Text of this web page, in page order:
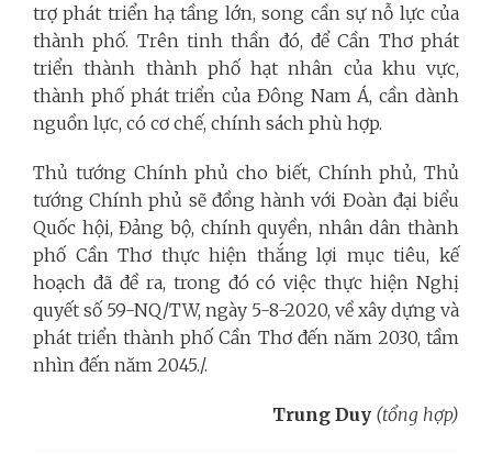
trợ phát triển hạ tầng lớn, song cần sự nỗ lực của
thành phố. Trên tinh thần đó, để Cần Thơ phát
triển thành thành phố hạt nhân của khu vực,
thành phố phát triển của Đông Nam Á, cần dành
nguồn lực, có cơ chế, chính sách phù hợp.
Thủ tướng Chính phủ cho biết, Chính phủ, Thủ
tướng Chính phủ sẽ đồng hành với Đoàn đại biểu
Quốc hội, Đảng bộ, chính quyền, nhân dân thành
phố Cần Thơ thực hiện thắng lợi mục tiêu, kế
hoạch đã đề ra, trong đó có việc thực hiện Nghị
quyết số 59-NQ/TW, ngày 5-8-2020, về xây dựng và
phát triển thành phố Cần Thơ đến năm 2030, tầm
nhìn đến năm 2045./.
Trung Duy (tổng hợp)